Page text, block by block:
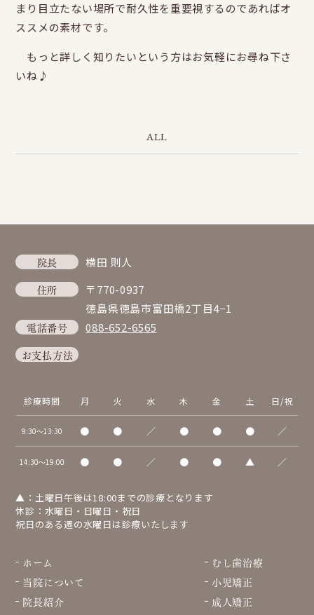
まり目立たない場所で耐久性を重要視するのであればオ
ススメの素材です。
もっと詳しく知りたいという方はお気軽にお尋ね下さ
いね♪
ALL
院長 横田 則人
住所
〒770-0937
徳島県徳島市富田橋2丁目4−1
電話番号 088-652-6565
お支払方法
診療時間 月 火 水 木 金 土 日/祝
9:30～13:30 ● ● ／ ● ● ● ／
14:30～19:00 ● ● ／ ● ● ▲ ／
▲：土曜日午後は18:00までの診療となります
休診：水曜日・日曜日・祝日
祝日のある週の水曜日は診療いたします
ホーム
当院について
院長紹介
むし歯治療
小児矯正
成人矯正